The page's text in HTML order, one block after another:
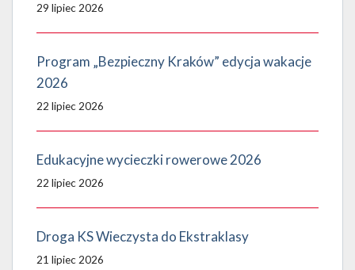
29 lipiec 2026
Program „Bezpieczny Kraków” edycja wakacje
2026
22 lipiec 2026
Edukacyjne wycieczki rowerowe 2026
22 lipiec 2026
Droga KS Wieczysta do Ekstraklasy
21 lipiec 2026